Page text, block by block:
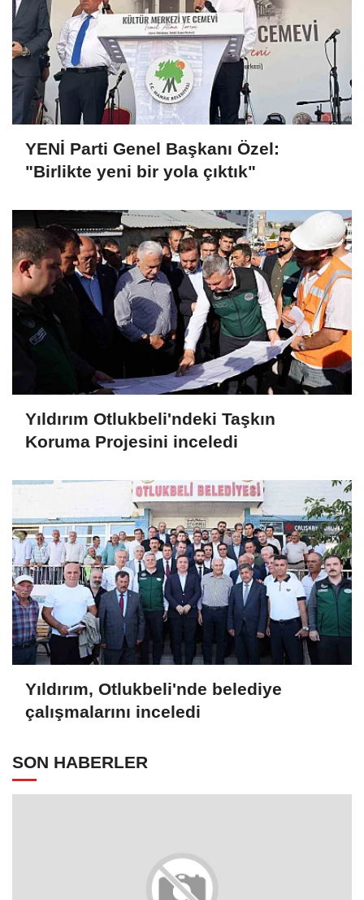
YENİ Parti Genel Başkanı Özel:
"Birlikte yeni bir yola çıktık"
Yıldırım Otlukbeli'ndeki Taşkın
Koruma Projesini inceledi
Yıldırım, Otlukbeli'nde belediye
çalışmalarını inceledi
SON HABERLER